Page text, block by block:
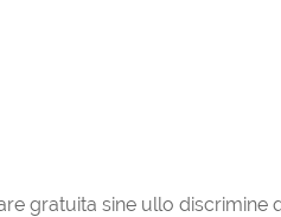
gratuita sine ullo discrimine